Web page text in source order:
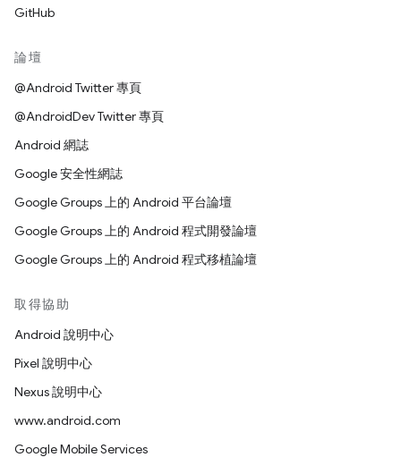
GitHub
論壇
@Android Twitter 專頁
@AndroidDev Twitter 專頁
Android 網誌
Google 安全性網誌
Google Groups 上的 Android 平台論壇
Google Groups 上的 Android 程式開發論壇
Google Groups 上的 Android 程式移植論壇
取得協助
Android 說明中心
Pixel 說明中心
Nexus 說明中心
www.android.com
Google Mobile Services